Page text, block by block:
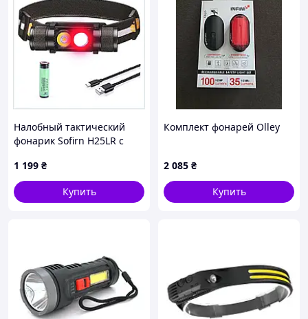
Налобный тактический
фонарик Sofirn H25LR с
84P9M0357K
1 199 ₴
Купить
Комплект фонарей Olley
2 085 ₴
Купить